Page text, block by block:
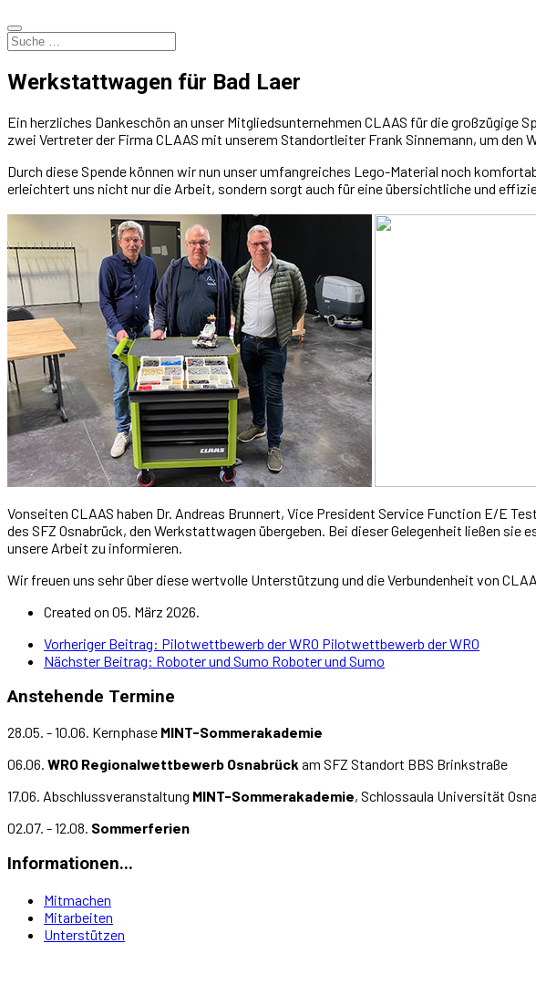
Werkstattwagen für Bad Laer
Ein herzliches Dankeschön an unser Mitgliedsunternehmen CLAAS für die großzügige
zwei Vertreter der Firma CLAAS mit unserem Standortleiter Frank Sinnemann, um den
Durch diese Spende können wir nun unser umfangreiches Lego-Material noch
erleichtert uns nicht nur die Arbeit, sondern sorgt auch für eine übersichtliche und
Vonseiten CLAAS haben Dr. Andreas Brunnert, Vice President Service Function E/E
des SFZ Osnabrück, den Werkstattwagen übergeben. Bei dieser Gelegenheit ließen
unsere Arbeit zu informieren.
Wir freuen uns sehr über diese wertvolle Unterstützung und die Verbundenheit von
Created on 05. März 2026.
Vorheriger Beitrag: Pilotwettbewerb der WRO Pilotwettbewerb der WRO
Nächster Beitrag: Roboter und Sumo Roboter und Sumo
Anstehende Termine
28.05. - 10.06. Kernphase MINT-Sommerakademie
06.06. WRO Regionalwettbewerb Osnabrück am SFZ Standort BBS Brinkstraße
17.06. Abschlussveranstaltung MINT-Sommerakademie, Schlossaula Universität
02.07. - 12.08. Sommerferien
Informationen...
Mitmachen
Mitarbeiten
Unterstützen